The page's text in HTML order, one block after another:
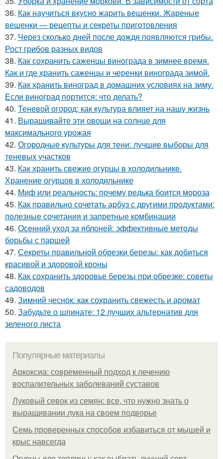
36. Как научиться вкусно жарить вешенки. Жареные
вешенки — рецепты и секреты приготовления
37. Через сколько дней после дождя появляются грибы.
Рост грибов разных видов
38. Как сохранить саженцы винограда в зимнее время.
Как и где хранить саженцы и черенки винограда зимой.
39. Как хранить виноград в домашних условиях на зиму.
Если виноград портится: что делать?
40. Теневой огород: как культура влияет на нашу жизнь
41. Выращивайте эти овощи на солнце для
максимального урожая
42. Огородные культуры для тени: лучшие выборы для
теневых участков
43. Как хранить свежие огурцы в холодильнике.
Хранение огурцов в холодильнике
44. Миф или реальность: почему редька боится мороза
45. Как правильно сочетать арбуз с другими продуктами:
полезные сочетания и запретные комбинации
46. Осенний уход за яблоней: эффективные методы
борьбы с паршей
47. Секреты правильной обрезки березы: как добиться
красивой и здоровой кроны
48. Как сохранить здоровье березы при обрезке: советы
садоводов
49. Зимний чеснок: как сохранить свежесть и аромат
50. Забудьте о шпинате: 12 лучших альтернатив для
зеленого листа
Популярные материалы
Аркоксиа: современный подход к лечению
воспалительных заболеваний суставов
Луковый севок из семян: все, что нужно знать о
выращивании лука на своем подворье
Семь проверенных способов избавиться от мышей и
крыс навсегда